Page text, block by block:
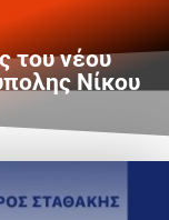
του νέου
Νίκου